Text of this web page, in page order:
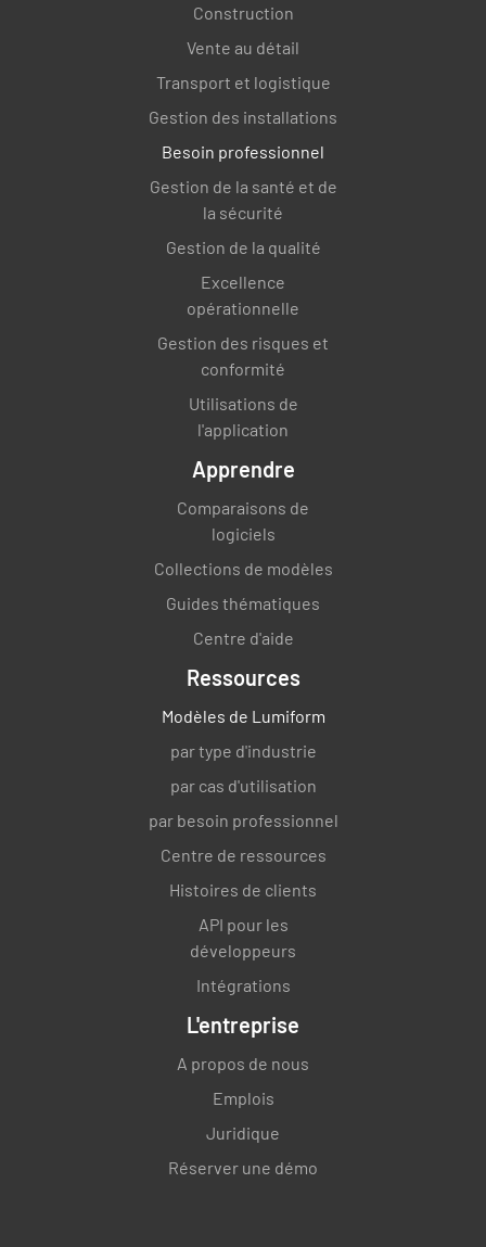
Construction
Vente au détail
Transport et logistique
Gestion des installations
Besoin professionnel
Gestion de la santé et de
la sécurité
Gestion de la qualité
Excellence
opérationnelle
Gestion des risques et
conformité
Utilisations de
l'application
Apprendre
Comparaisons de
logiciels
Collections de modèles
Guides thématiques
Centre d'aide
Ressources
Modèles de Lumiform
par type d'industrie
par cas d'utilisation
par besoin professionnel
Centre de ressources
Histoires de clients
API pour les
développeurs
Intégrations
L'entreprise
A propos de nous
Emplois
Juridique
Réserver une démo